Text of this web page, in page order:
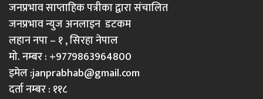
जनप्रभाव साप्ताहिक पत्रीका द्वारा संचालित
जनप्रभाव न्युज अनलाइन डटकम
लहान नपा – १ , सिरहा नेपाल
मो. नम्बर : +9779863964800
इमेल :janprabhab@gmail.com
दर्ता नम्बर : ११८